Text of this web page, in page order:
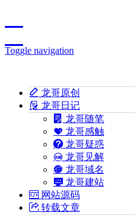
Toggle navigation
龙哥原创
龙哥日记
龙哥随笔
龙哥感触
龙哥疑惑
龙哥见解
龙哥域名
龙哥建站
网站源码
转载文章